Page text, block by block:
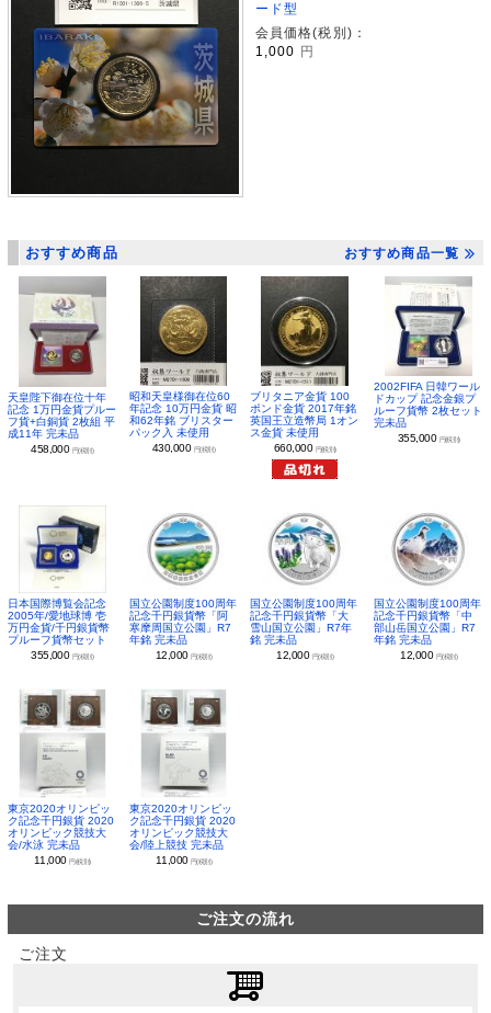
ード型
会員価格(税別)：
1,000
円
おすすめ商品 おすすめ商品一覧
天皇陛下御在位十年
記念 1万円金貨プルー
フ貨+白銅貨 2枚組 平
成11年 完未品
458,000 円(税別)
昭和天皇様御在位60
年記念 10万円金貨 昭
和62年銘 ブリスター
パック入 未使用
430,000 円(税別)
ブリタニア金貨 100
ポンド金貨 2017年銘
英国王立造幣局 1オン
ス金貨 未使用
660,000 円(税別)
2002FIFA 日韓ワール
ドカップ 記念金銀プ
ルーフ貨幣 2枚セット
完未品
355,000 円(税別)
日本国際博覧会記念
2005年/愛地球博 壱
万円金貨/千円銀貨幣
プルーフ貨幣セット
355,000 円(税別)
国立公園制度100周年
記念千円銀貨幣「阿
寒摩周国立公園」R7
年銘 完未品
12,000 円(税別)
国立公園制度100周年
記念千円銀貨幣「大
雪山国立公園」R7年
銘 完未品
12,000 円(税別)
国立公園制度100周年
記念千円銀貨幣「中
部山岳国立公園」R7
年銘 完未品
12,000 円(税別)
東京2020オリンピッ
ク記念千円銀貨 2020
オリンピック競技大
会/水泳 完未品
11,000円(税別)
東京2020オリンピッ
ク記念千円銀貨 2020
オリンピック競技大
会/陸上競技 完未品
11,000 円(税別)
ご注文の流れ
ご注文